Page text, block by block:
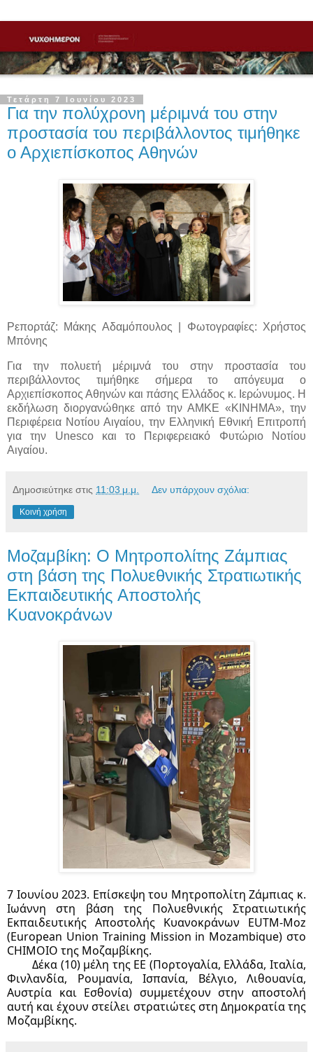
Τετάρτη 7 Ιουνίου 2023
Για την πολύχρονη μέριμνά του στην
προστασία του περιβάλλοντος τιμήθηκε
ο Αρχιεπίσκοπος Αθηνών
Ρεπορτάζ: Μάκης Αδαμόπουλος | Φωτογραφίες: Χρήστος
Μπόνης
Για την πολυετή μέριμνά του στην προστασία του
περιβάλλοντος τιμήθηκε σήμερα το απόγευμα ο
Αρχιεπίσκοπος Αθηνών και πάσης Ελλάδος κ. Ιερώνυμος. Η
εκδήλωση διοργανώθηκε από την ΑΜΚΕ «ΚΙΝΗΜΑ», την
Περιφέρεια Νοτίου Αιγαίου, την Ελληνική Εθνική Επιτροπή
για την Unesco και το Περιφερειακό Φυτώριο Νοτίου
Αιγαίου.
Δημοσιεύτηκε στις 11:03 μ.μ. Δεν υπάρχουν σχόλια:
Κοινή χρήση
Μοζαμβίκη: Ο Μητροπολίτης Ζάμπιας
στη βάση της Πολυεθνικής Στρατιωτικής
Εκπαιδευτικής Αποστολής
Κυανοκράνων
7 Ιουνίου 2023. Επίσκεψη του Μητροπολίτη Ζάμπιας κ.
Ιωάννη στη βάση της Πολυεθνικής Στρατιωτικής
Εκπαιδευτικής Αποστολής Κυανοκράνων EUTM-Moz
(European Union Training Mission in Mozambique) στο
CHIMOIO της Μοζαμβίκης.
Δέκα (10) μέλη της ΕΕ (Πορτογαλία, Ελλάδα, Ιταλία,
Φινλανδία, Ρουμανία, Ισπανία, Βέλγιο, Λιθουανία,
Αυστρία και Εσθονία) συμμετέχουν στην αποστολή
αυτή και έχουν στείλει στρατιώτες στη Δημοκρατία της
Μοζαμβίκης.